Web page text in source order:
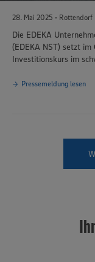
28. Mai 2025 • Rottendorf
Die EDEKA
(EDEKA NST) setzt
Investitionskurs im
Pressemeldung lesen